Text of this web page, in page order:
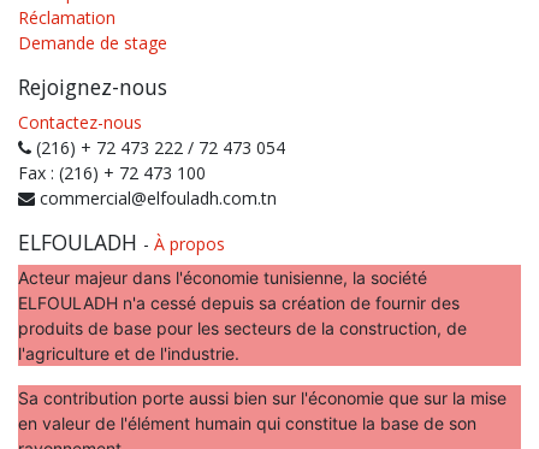
Réclamation
Demande de stage
Rejoignez-nous
Contactez-nous
(216) + 72 473 222 / 72 473 054
Fax : (216) + 72 473 100
commercial@elfouladh.com.tn
ELFOULADH - À propos
Acteur majeur dans l'économie tunisienne, la société
ELFOULADH n'a cessé depuis sa création de fournir des
produits de base pour les secteurs de la construction, de
l'agriculture et de l'industrie.
Sa contribution porte aussi bien sur l'économie que sur la mise
en valeur de l'élément humain qui constitue la base de son